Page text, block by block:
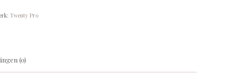
Twenty Pro
(0)